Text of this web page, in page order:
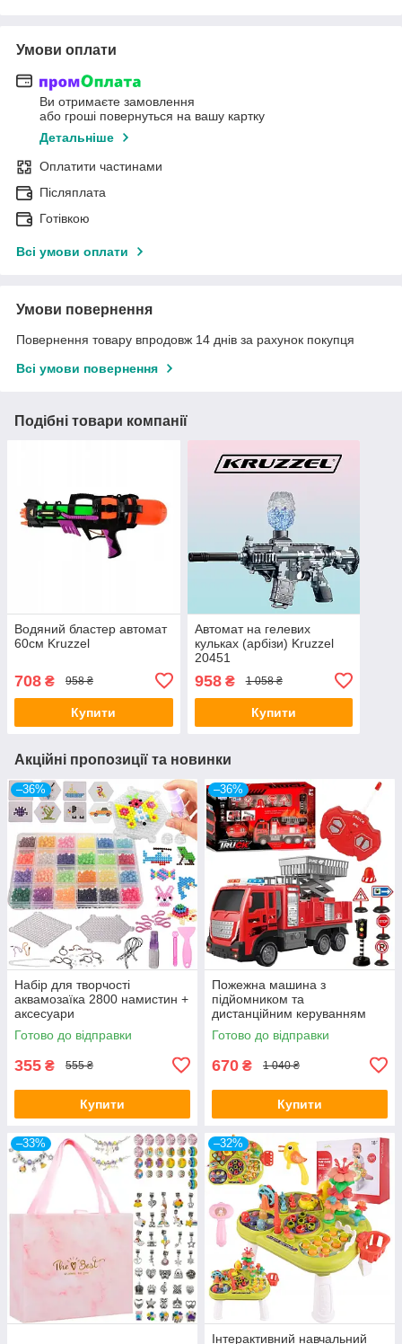
Умови оплати
Ви отримаєте замовлення
або гроші повернуться на вашу картку
Детальніше
Оплатити частинами
Післяплата
Готівкою
Всі умови оплати
Умови повернення
Повернення товару впродовж 14 днів за рахунок покупця
Всі умови повернення
Подібні товари компанії
Водяний бластер автомат
60см Kruzzel
708 ₴ 958 ₴
Купити
Автомат на гелевих
кульках (арбізи) Kruzzel
20451
958₴ 1 058 ₴
Купити
Акційні пропозиції та новинки
–36%
Набір для творчості
аквамозаїка 2800 намистин +
аксесуари
Готово до відправки
355 ₴ 555 ₴
Купити
–36%
Пожежна машина з
підйомником та
дистанційним керуванням
Woopie
Готово до відправки
670 ₴ 1 040 ₴
Купити
–33% –32%
Інтерактивний навчальний